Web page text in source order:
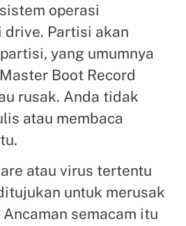
operasi
Partisi akan
yang umumnya
Boot Record
rusak. Anda tidak
atau membaca
atau virus tertentu
untuk merusak
semacam itu